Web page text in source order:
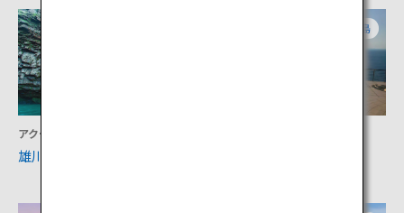
アクティビティ
雄川の滝
鹿児島